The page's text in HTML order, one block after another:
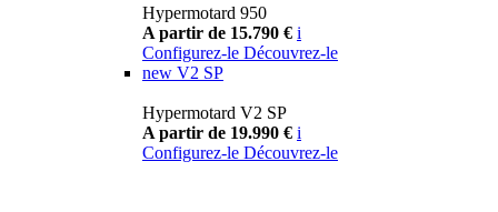
Hypermotard 950
A partir de 15.790 € i
Configurez-le Découvrez-le
new V2 SP
Hypermotard V2 SP
A partir de 19.990 € i
Configurez-le Découvrez-le